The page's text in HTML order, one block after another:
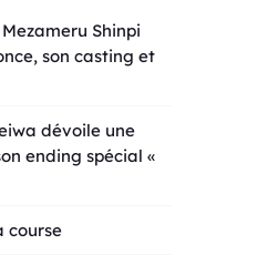
Shinpi
son casting et
dévoile une
ending spécial «
course